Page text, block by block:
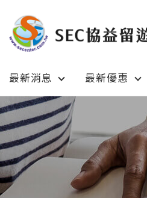
最新消息 最新優惠
Latest News
綜合訊息
加拿大 Canada